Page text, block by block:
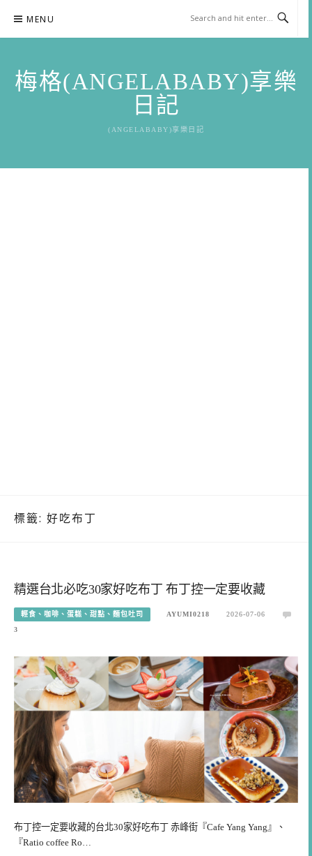
content
MENU
梅格(ANGELABABY)享樂
日記
(ANGELABABY)享樂日記
標籤: 好吃布丁
精選台北必吃30家好吃布丁 布丁控一定要收藏
輕食、咖啡、蛋糕、甜點、麵包吐司 AYUMI0218
2026-07-06
3
布丁控一定要收藏的台北30家好吃布丁 赤峰街『Cafe Yang Yang』、
『Ratio coffee Ro…